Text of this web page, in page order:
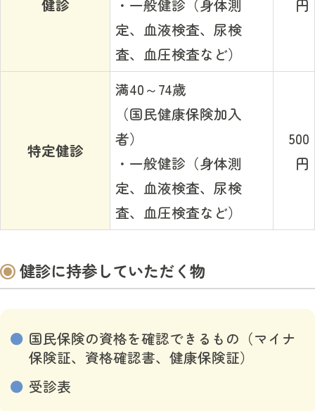
健診
・一般健診（身体測
定、血液検査、尿検
査、血圧検査など）
円
特定健診
満40～74歳
（国民健康保険加入
者）
・一般健診（身体測
定、血液検査、尿検
査、血圧検査など）
500
円
健診に持参していただく物
国民保険の資格を確認できるもの（マイナ
保険証、資格確認書、健康保険証）
受診表